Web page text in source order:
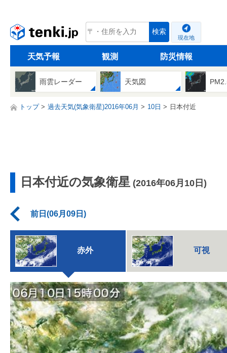
tenki.jp 検索
現在地
天気予報 観測 防災情報
雨雲レーダー 天気図
トップ 過去天気(気象衛星)2016年06月 10日 日本付近
日本付近の気象衛星 (2016年06月10日)
前日(06月09日)
赤外 可視